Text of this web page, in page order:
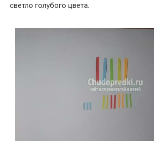
светло голубого цвета.